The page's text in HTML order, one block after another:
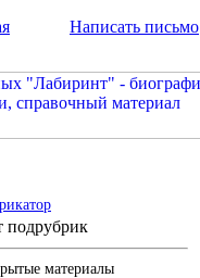
Написать письмо
подрубрик
материалы